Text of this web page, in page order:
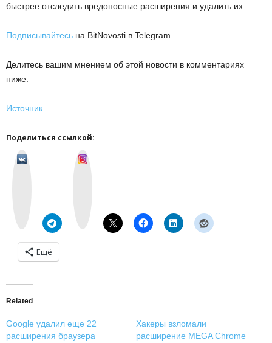
быстрее отследить вредоносные расширения и удалить их.
Подписывайтесь на BitNovosti в Telegram.
Делитесь вашим мнением об этой новости в комментариях
ниже.
Источник
Поделиться ссылкой:
Ещё
Related
Google удалил еще 22
расширения браузера
Хакеры взломали
расширение MEGA Chrome